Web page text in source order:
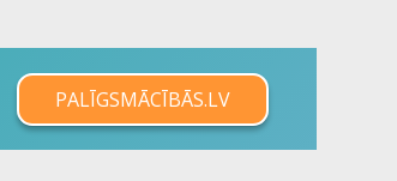
PALĪGSMĀCĪBĀS.LV